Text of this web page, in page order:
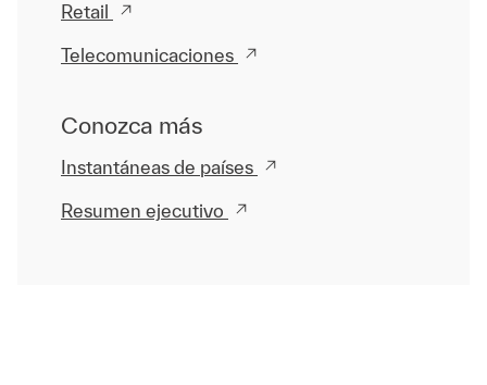
Retail
Telecomunicaciones
Conozca más
Instantáneas de países
Resumen ejecutivo